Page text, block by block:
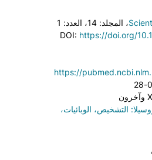
، المجلد: 14
، العدد: 1
DOI: https://doi.org/
https://
التشخيص، الوبائيات،